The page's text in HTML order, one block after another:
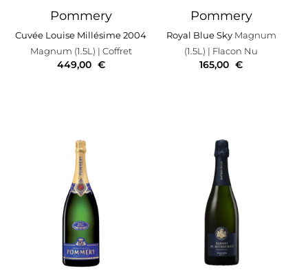
Pommery
Cuvée Louise Millésime 2004
Magnum (1.5L) | Coffret
449,00 €
Pommery
Royal Blue Sky Magnum
(1.5L) | Flacon Nu
165,00 €